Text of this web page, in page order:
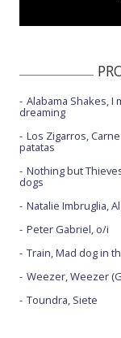
Alabama Shakes, I
dreaming
Los Zigarros,
patatas
Nothing but
dogs
Natalie Imbruglia,
Peter Gabriel, o/i
Train, Mad dog in
Weezer, Weezer
Toundra, Siete